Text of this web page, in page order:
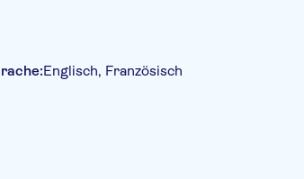
(von Juni bis Oktober für
können Sie auch den
auf der Formel-1-Rennstrecke
und schicken Boutiquen,
Blick auf die Küste bietet,
Englisch, Französisch